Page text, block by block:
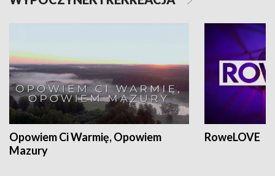
Opowiem Ci Warmię, Opowiem
Mazury
RoweLOVE